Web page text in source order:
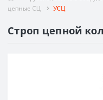
цепные СЦ
УСЦ
Строп цепной